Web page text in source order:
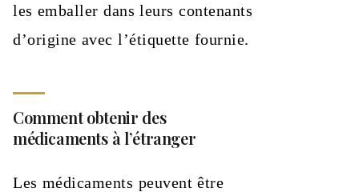
les emballer dans leurs contenants
d’origine avec l’étiquette fournie.
Comment obtenir des
médicaments à l’étranger
Les médicaments peuvent être